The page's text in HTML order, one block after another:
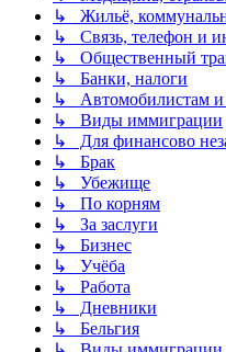
↳ Жильё,
↳ Связь, телефон и
↳ Общественный
↳ Банки, налоги
↳ Автомобилистам и
↳ Виды иммиграции
↳ Для финансово
↳ Брак
↳ Убежище
↳ По корням
↳ За заслуги
↳ Бизнес
↳ Учёба
↳ Работа
↳ Дневники
↳ Бельгия